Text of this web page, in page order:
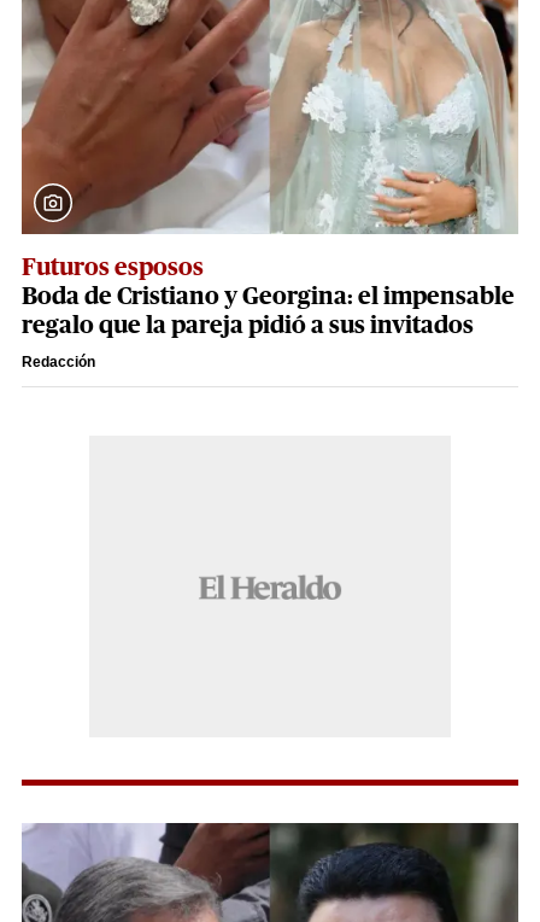
Futuros esposos
Boda de Cristiano y Georgina: el impensable
regalo que la pareja pidió a sus invitados
Redacción